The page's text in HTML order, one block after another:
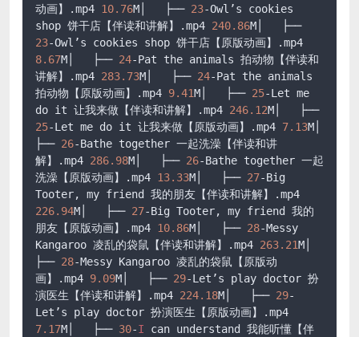
动画】
.mp4 10.76M│   ├── 23-Owl’s cookies
shop 饼干店【伴读和讲解】
.mp4 240.86
M│   ├──
23-Owl’s cookies shop 饼干店【原版动画】
.mp4
8.67M│   ├── 24-Pat the animals 拍动物【伴读和
讲解】
.mp4 283.73M│   ├── 24-Pat the animals
拍动物【原版动画】
.mp4 9.41M│   ├── 25-Let me
do it 让我来做【伴读和讲解】
.mp4 246.12
M│   ├──
25-Let me do it 让我来做【原版动画】 .mp4 7.13M│
├── 26-Bathe together 一起洗澡【伴读和讲
解】
.mp4 286.98M│   ├── 26-Bathe together 一起
洗澡【原版动画】
.mp4 13.33M│   ├── 27-Big
Tooter, my friend 我的朋友【伴读和讲解】
.mp4
226.94M│   ├── 27-Big Tooter, my friend 我的
朋友【原版动画】
.mp4 10.86M│   ├── 28-Messy
Kangaroo 凌乱的袋鼠【伴读和讲解】
.mp4 263.21M│
├── 28-Messy Kangaroo 凌乱的袋鼠【原版动
画】
.mp4 9.09M│   ├── 29-Let’s play doctor 扮
演医生【伴读和讲解】
.mp4 224.18M│   ├── 29-
Let’s play doctor 扮演医生【原版动画】
.mp4
7.17M│   ├── 30-I can understand 我能听懂【伴